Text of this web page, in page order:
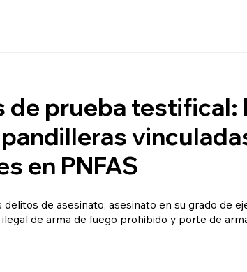
de prueba testifical:
en PNFAS
de asesinato, asesinato en su grado de
de arma de fuego prohibido y porte de